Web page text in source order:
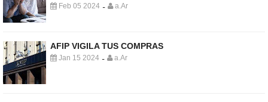
Feb 05 2024 - a.Ar
AFIP VIGILA TUS COMPRAS
Jan 15 2024 - a.Ar